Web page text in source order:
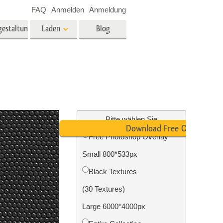
Foto-Restaurierung
Laden
Video-Overlays
Blog
FAQ Anmelden Anmeldung
Bitte wählen Sie
Free Photoshop Overlay
Small 800*533px
Black Textures
(30 Textures)
Large 6000*4000px
Download Free Overlay